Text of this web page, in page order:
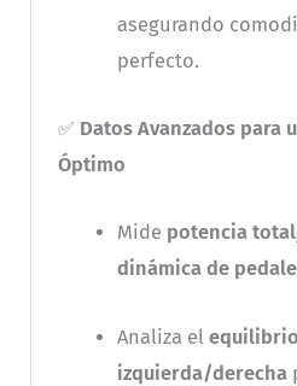
asegurando
perfecto.
✅ Datos Avanzados para
Óptimo
Mide potencia
dinámica de
Analiza el equilibrio
izquierda/derecha